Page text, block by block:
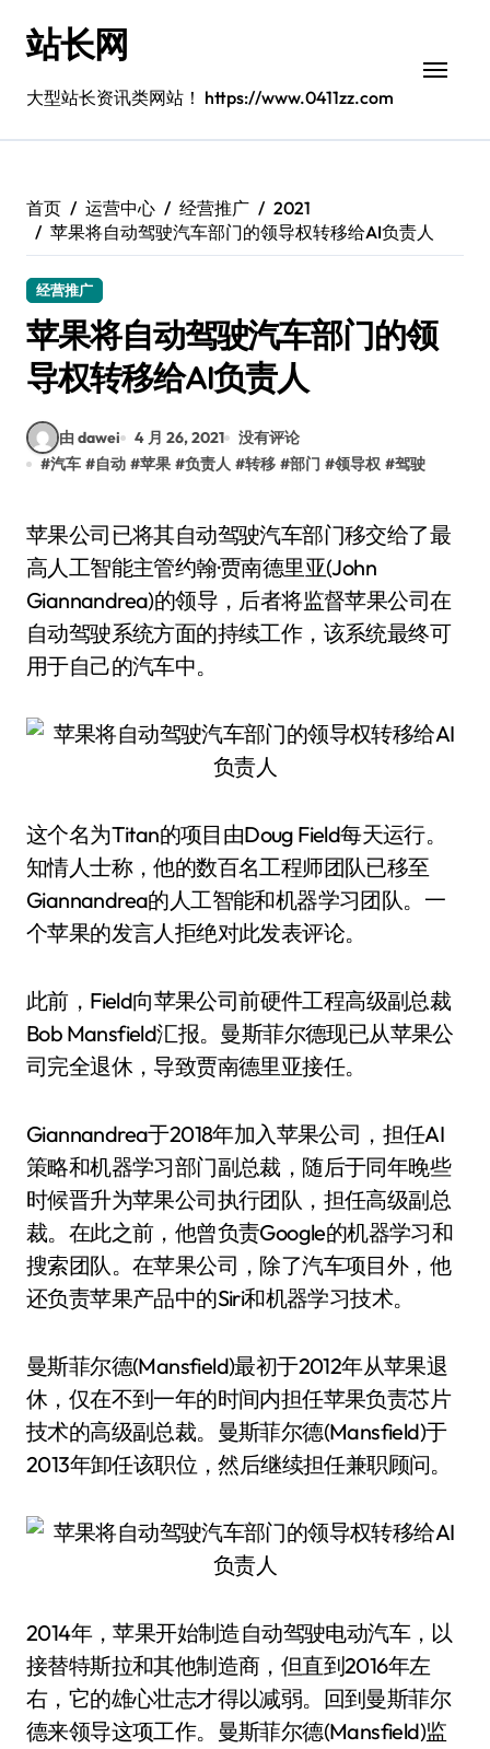
站长网
大型站长资讯类网站！ https://www.0411zz.com
首页 运营中心 经营推广
2021
苹果将自动驾驶汽车部门的领导权转移给AI负责人
经营推广
苹果将自动驾驶汽车部门的领
导权转移给AI负责人
由 dawei 4 月 26, 2021
没有评论
#汽车 #自动 #苹果 #负责人 #转移 #部门 #领导权 #驾驶
苹果公司已将其自动驾驶汽车部门移交给了最
高人工智能主管约翰·贾南德里亚(John
Giannandrea)的领导，后者将监督苹果公司在
自动驾驶系统方面的持续工作，该系统最终可
用于自己的汽车中。
这个名为Titan的项目由Doug Field每天运行。
知情人士称，他的数百名工程师团队已移至
Giannandrea的人工智能和机器学习团队。一
个苹果的发言人拒绝对此发表评论。
此前，Field向苹果公司前硬件工程高级副总裁
Bob Mansfield汇报。曼斯菲尔德现已从苹果公
司完全退休，导致贾南德里亚接任。
Giannandrea于2018年加入苹果公司，担任AI
策略和机器学习部门副总裁，随后于同年晚些
时候晋升为苹果公司执行团队，担任高级副总
裁。在此之前，他曾负责Google的机器学习和
搜索团队。在苹果公司，除了汽车项目外，他
还负责苹果产品中的Siri和机器学习技术。
曼斯菲尔德(Mansfield)最初于2012年从苹果退
休，仅在不到一年的时间内担任苹果负责芯片
技术的高级副总裁。曼斯菲尔德(Mansfield)于
2013年卸任该职位，然后继续担任兼职顾问。
2014年，苹果开始制造自动驾驶电动汽车，以
接替特斯拉和其他制造商，但直到2016年左
右，它的雄心壮志才得以减弱。回到曼斯菲尔
德来领导这项工作。曼斯菲尔德(Mansfield)监